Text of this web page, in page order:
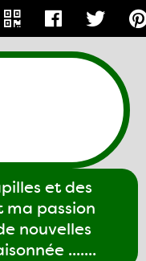
et des
ma passion
nouvelles
.......
GIGI61